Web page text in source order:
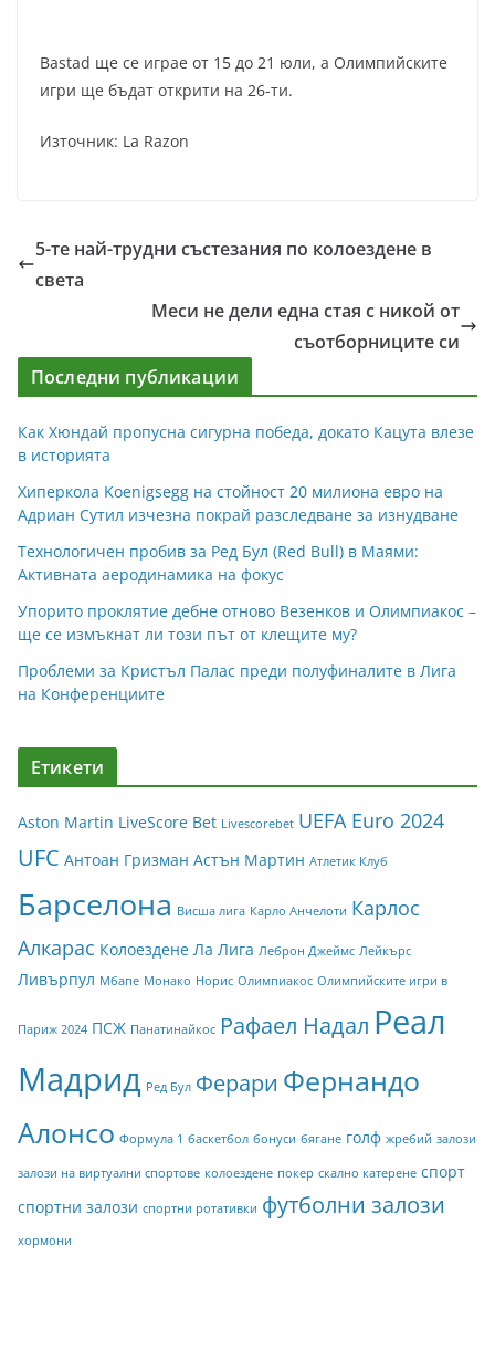
Bastad ще се играе от 15 до 21 юли, а Олимпийските
игри ще бъдат открити на 26-ти.
Източник: La Razon
5-те най-трудни състезания по колоездене в
света
Меси не дели една стая с никой от
съотборниците си
Последни публикации
Как Хюндай пропусна сигурна победа, докато Кацута влезе
в историята
Хиперкола Koenigsegg на стойност 20 милиона евро на
Адриан Сутил изчезна покрай разследване за изнудване
Технологичен пробив за Ред Бул (Red Bull) в Маями:
Активната аеродинамика на фокус
Упорито проклятие дебне отново Везенков и Олимпиакос –
ще се измъкнат ли този път от клещите му?
Проблеми за Кристъл Палас преди полуфиналите в Лига
на Конференциите
Етикети
Aston Martin LiveScore Bet Livescorebet UEFA Euro 2024
UFC Антоан Гризман Астън Мартин Атлетик Клуб
Барселона Висша лига Карло Анчелоти Карлос
Алкарас Колоездене Ла Лига Леброн Джеймс Лейкърс
Ливърпул Мбапе Монако Норис Олимпиакос Олимпийските игри в
Париж 2024 ПСЖ Панатинайкос Рафаел Надал Реал
Мадрид Ред Бул Ферари Фернандо
Алонсо Формула 1 баскетбол бонуси бягане голф жребий залози
залози на виртуални спортове колоездене покер скално катерене спорт
спортни залози спортни ротативки футболни залози
хормони